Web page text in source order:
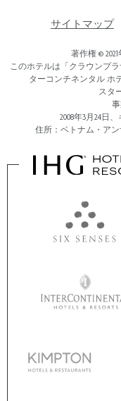
サイトマップ
著作権 ©
このホテルは「クラウンプ
ターコンチネンタル ホ
スタ
事
2008年3月24日
住所：ベトナム・ア